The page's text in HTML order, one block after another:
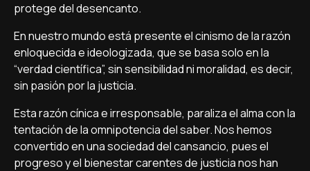
protege del desencanto.
En nuestro mundo está presente el cinismo de la razón
enloquecida e ideologizada, que se basa solo en la
“verdad científica”, sin sensibilidad ni moralidad, es decir,
sin pasión por la justicia.
Esta razón cínica e irresponsable, paraliza el alma con la
tentación de la omnipotencia del saber. Nos hemos
convertido en una sociedad del cansancio, pues el
progreso y el bienestar carentes de justicia nos han